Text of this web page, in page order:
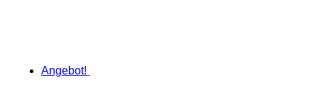
Angebot!